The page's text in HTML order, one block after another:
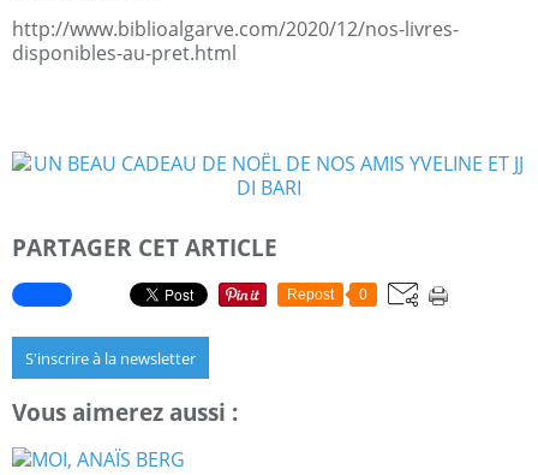
http://www.biblioalgarve.com/2020/12/nos-livres-
disponibles-au-pret.html
PARTAGER CET ARTICLE
Repost 0
S'inscrire à la newsletter
Vous aimerez aussi :